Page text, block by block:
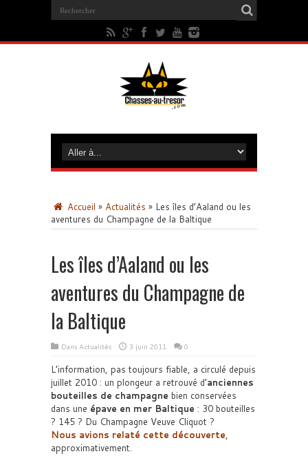
Accueil » Actualités » Les îles d’Aaland ou les
aventures du Champagne de la Baltique
Les îles d’Aaland ou les
aventures du Champagne de
la Baltique
Dans Actualités 3 juin 2011 0
L’information, pas toujours fiable, a circulé depuis
juillet 2010 : un plongeur a retrouvé d’anciennes
bouteilles de champagne bien conservées
dans une épave en mer Baltique : 30 bouteilles
? 145 ? Du Champagne Veuve Cliquot ?
Nous avions relaté cette découverte,
approximativement.